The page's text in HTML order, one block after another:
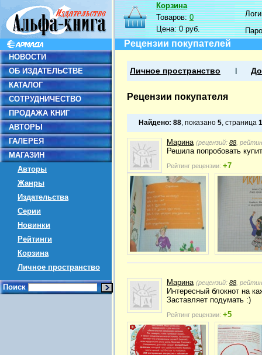
НОВОСТИ
ОБ ИЗДАТЕЛЬСТВЕ
КАТАЛОГ
СОТРУДНИЧЕСТВО
ПРОДАЖА КНИГ
АВТОРЫ
ГАЛЕРЕЯ
МАГАЗИН
Авторы
Жанры
Издательства
Серии
Новинки
Рейтинги
Корзина
Личное пространство
Поиск
Корзина
Товаров:0
Цена:0 руб.
Рецензии покупателей
Личное пространство
Рецензии покупателя
Найдено: 88, показано 5, страница 1
Марина (рецензий: 88 ,
Решила попробовать
Рейтинг рецензии: +7
Марина (рецензий: 88 ,
Интересный блокнот на
Заставляет подумать :)
Рейтинг рецензии: +5